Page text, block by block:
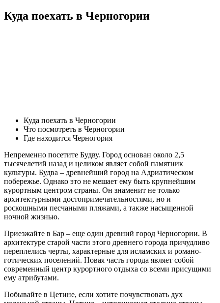
Куда поехать в Черногории
Куда поехать в Черногории
Что посмотреть в Черногории
Где находится Черногория
Непременно посетите Будву. Город основан около 2,5
тысячелетий назад и целиком являет собой памятник
культуры. Будва – древнейший город на Адриатическом
побережье. Однако это не мешает ему быть крупнейшим
курортным центром страны. Он знаменит не только
архитектурными достопримечательностями, но и
роскошными песчаными пляжами, а также насыщенной
ночной жизнью.
Приезжайте в Бар – еще один древний город Черногории. В
архитектуре старой части этого древнего города причудливо
переплелись черты, характерные для исламских и романо-
готических поселений. Новая часть города являет собой
современный центр курортного отдыха со всеми присущими
ему атрибутами.
Побывайте в Цетине, если хотите почувствовать дух